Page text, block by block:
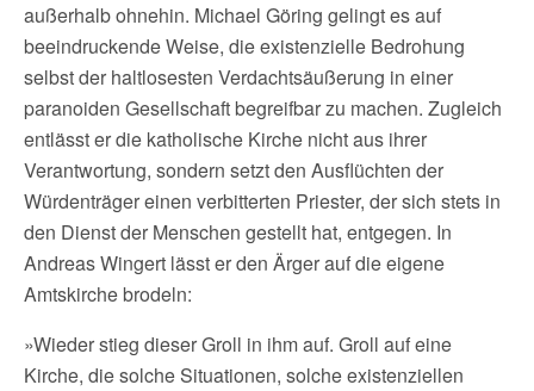
außerhalb ohnehin. Michael Göring gelingt es auf
beeindruckende Weise, die existenzielle Bedrohung
selbst der haltlosesten Verdachtsäußerung in einer
paranoiden Gesellschaft begreifbar zu machen. Zugleich
entlässt er die katholische Kirche nicht aus ihrer
Verantwortung, sondern setzt den Ausflüchten der
Würdenträger einen verbitterten Priester, der sich stets in
den Dienst der Menschen gestellt hat, entgegen. In
Andreas Wingert lässt er den Ärger auf die eigene
Amtskirche brodeln:
»Wieder stieg dieser Groll in ihm auf. Groll auf eine
Kirche, die solche Situationen, solche existenziellen